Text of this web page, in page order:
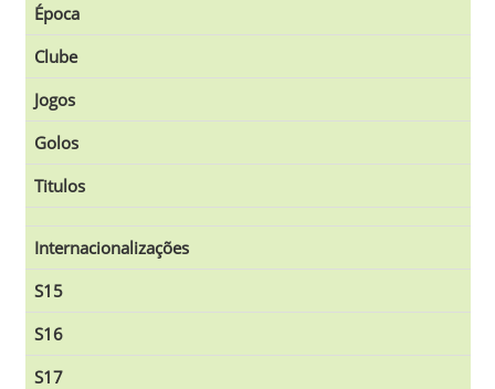
Época
Clube
Jogos
Golos
Titulos
Internacionalizações
S15
S16
S17